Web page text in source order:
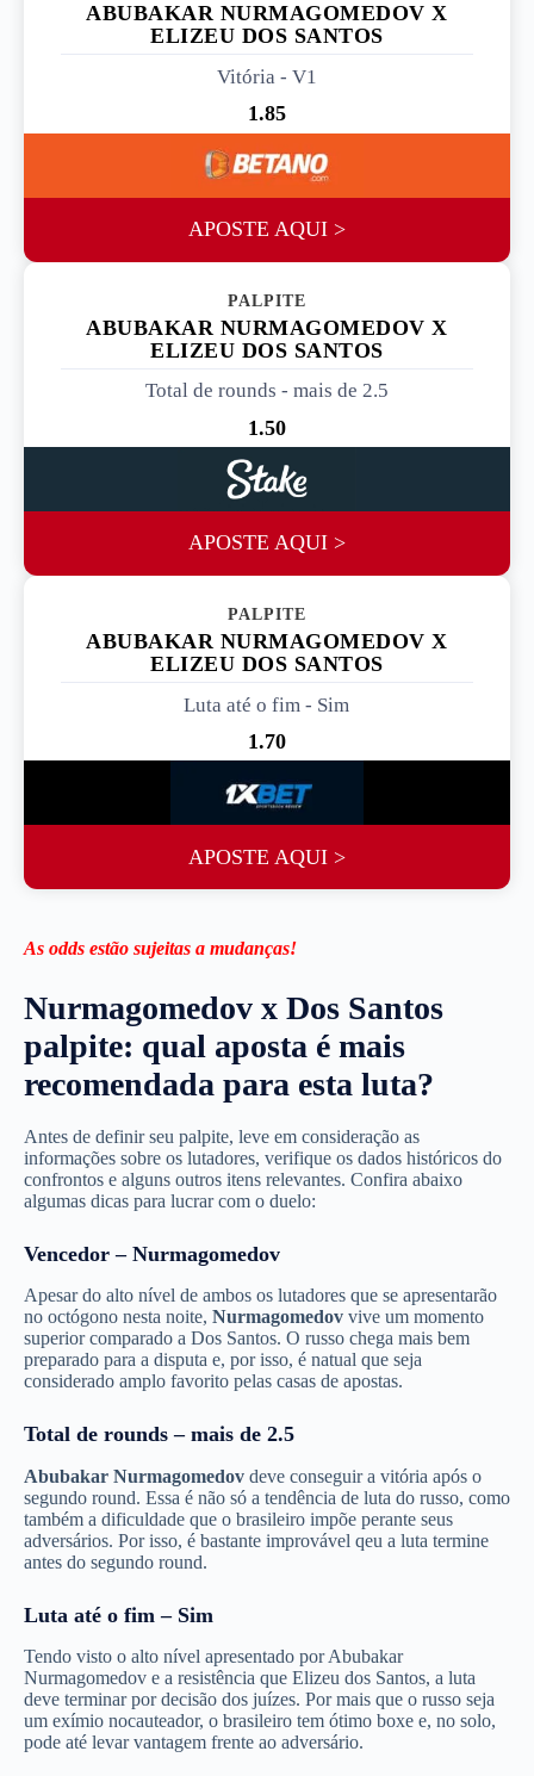
Vitória - V1
ABUBAKAR NURMAGOMEDOV X
ELIZEU DOS SANTOS
1.85
APOSTE AQUI >
Total de rounds - mais de 2.5
ABUBAKAR NURMAGOMEDOV X
ELIZEU DOS SANTOS
1.50
APOSTE AQUI >
Luta até o fim - Sim
ABUBAKAR NURMAGOMEDOV X
ELIZEU DOS SANTOS
1.70
APOSTE AQUI >
As odds estão sujeitas a mudanças!
Nurmagomedov x Dos Santos
palpite: qual aposta é mais
recomendada para esta luta?
Antes de definir seu palpite, leve em consideração as
informações sobre os lutadores, verifique os dados históricos do
confrontos e alguns outros itens relevantes. Confira abaixo
algumas dicas para lucrar com o duelo:
Vencedor – Nurmagomedov
Apesar do alto nível de ambos os lutadores que se apresentarão
no octógono nesta noite, Nurmagomedov vive um momento
superior comparado a Dos Santos. O russo chega mais bem
preparado para a disputa e, por isso, é natual que seja
considerado amplo favorito pelas casas de apostas.
Total de rounds – mais de 2.5
Abubakar Nurmagomedov deve conseguir a vitória após o
segundo round. Essa é não só a tendência de luta do russo, como
também a dificuldade que o brasileiro impõe perante seus
adversários. Por isso, é bastante improvável qeu a luta termine
antes do segundo round.
Luta até o fim – Sim
Tendo visto o alto nível apresentado por Abubakar
Nurmagomedov e a resistência que Elizeu dos Santos, a luta
deve terminar por decisão dos juízes. Por mais que o russo seja
um exímio nocauteador, o brasileiro tem ótimo boxe e, no solo,
pode até levar vantagem frente ao adversário.